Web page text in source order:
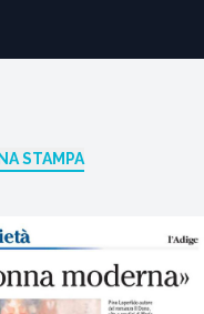
STAMPA